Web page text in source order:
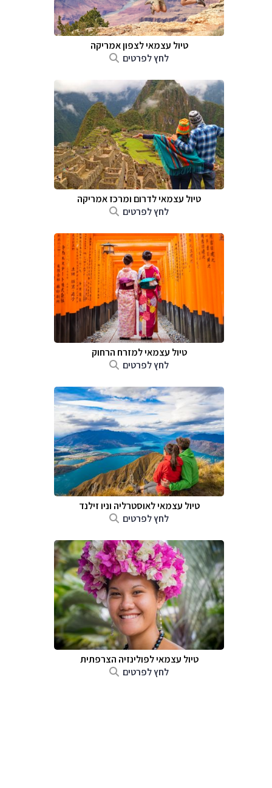
טיול עצמאי לצפון אמריקה
לחץ לפרטים
טיול עצמאי לדרום ומרכז אמריקה
לחץ לפרטים
טיול עצמאי למזרח הרחוק
לחץ לפרטים
טיול עצמאי לאוסטרליה וניו זילנד
לחץ לפרטים
טיול עצמאי לפולינזיה הצרפתית
לחץ לפרטים